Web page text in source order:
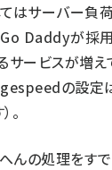
はサーバー負
Daddyが採用
サービスが増え
の設
。
んの処理をす